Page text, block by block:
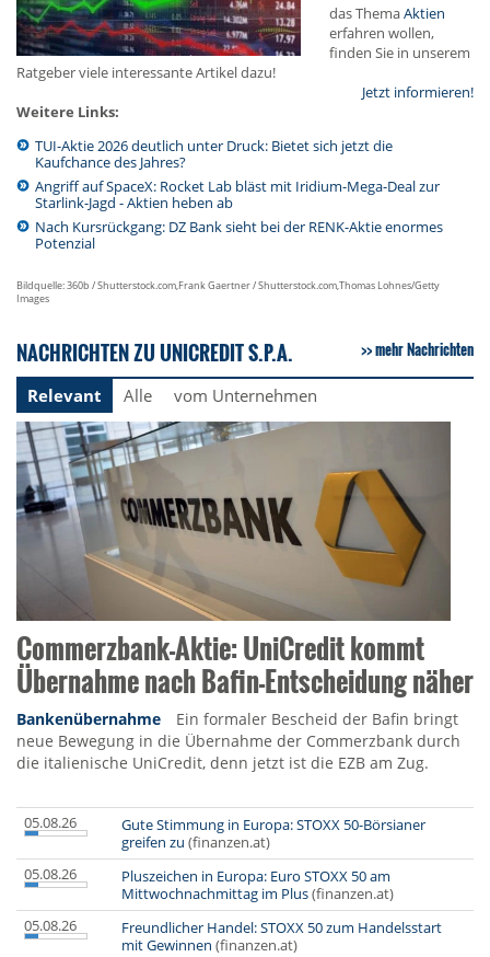
das ThemaAktien
erfahren wollen,
finden Sie in unserem
Ratgeber viele interessante Artikel dazu!
Jetzt informieren!
Weitere Links:
TUI-Aktie 2026 deutlich unter Druck: Bietet sich jetzt die
Kaufchance des Jahres?
Angriff auf SpaceX: Rocket Lab bläst mit Iridium-Mega-Deal zur
Starlink-Jagd - Aktien heben ab
Nach Kursrückgang: DZ Bank sieht bei der RENK-Aktie enormes
Potenzial
Bildquelle: 360b / Shutterstock.com,Frank Gaertner / Shutterstock.com,Thomas Lohnes/Getty
Images
NACHRICHTEN ZU UNICREDIT S.P.A. mehr Nachrichten
Relevant Alle vom Unternehmen
Commerzbank-Aktie: UniCredit kommt
Übernahme nach Bafin-Entscheidung näher
Bankenübernahme
Ein formaler Bescheid der Bafin bringt
neue Bewegung in die Übernahme der Commerzbank durch
die italienische UniCredit, denn jetzt ist die EZB am Zug.
05.08.26
Gute Stimmung in Europa: STOXX 50-Börsianer
greifen zu (finanzen.at)
05.08.26
Pluszeichen in Europa: Euro STOXX 50 am
Mittwochnachmittag im Plus(finanzen.at)
05.08.26
Freundlicher Handel: STOXX 50 zum Handelsstart
mit Gewinnen (finanzen.at)